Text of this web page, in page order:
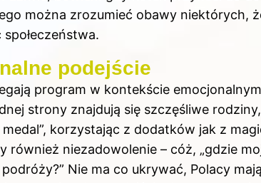
można zrozumieć obawy niektórych,
podejście
program w kontekście
strony znajdują się szczęśliwe
medal”, korzystając z dodatków jak z
również niezadowolenie – cóż, „gdzie
Nie ma co ukrywać, Polacy